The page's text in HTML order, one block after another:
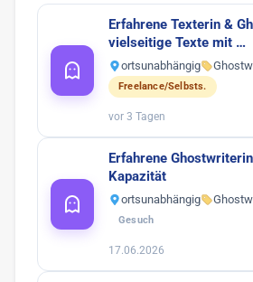
Erfahrene Texterin &
vielseitige Texte mit …
ortsunabhängig
Freelance/Selbsts.
vor 3 Tagen
Erfahrene
Kapazität
ortsunabhängig
Gesuch
17.06.2026